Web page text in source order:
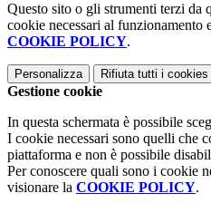
Questo sito o gli strumenti terzi da
cookie necessari al
COOKIE POLICY.
Personalizza Rifiuta tutti i cookies
Gestione cookie
In questa schermata è possibile
I cookie necessari sono quelli che
piattaforma e non è possibile
Per conoscere quali sono i cookie
visionare la COOKIE POLICY.